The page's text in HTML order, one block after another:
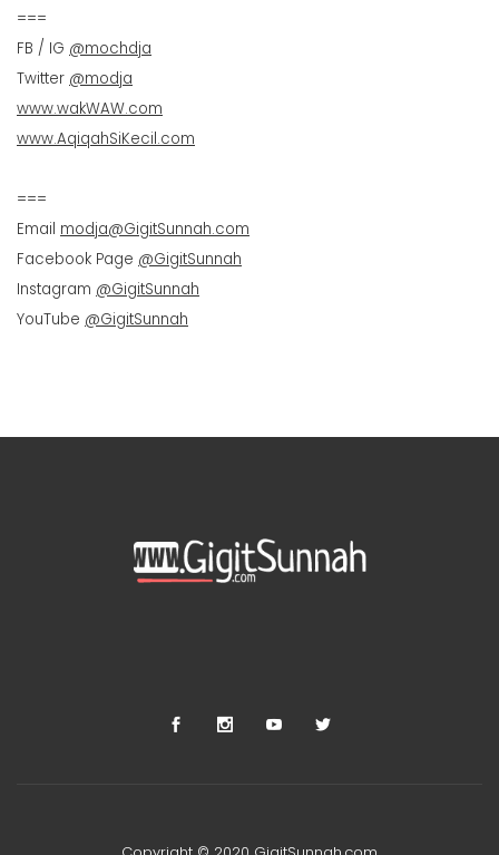
===
FB / IG @mochdja
Twitter @modja
www.wakWAW.com
www.AqiqahSiKecil.com
===
Email modja@GigitSunnah.com
Facebook Page @GigitSunnah
Instagram @GigitSunnah
YouTube @GigitSunnah